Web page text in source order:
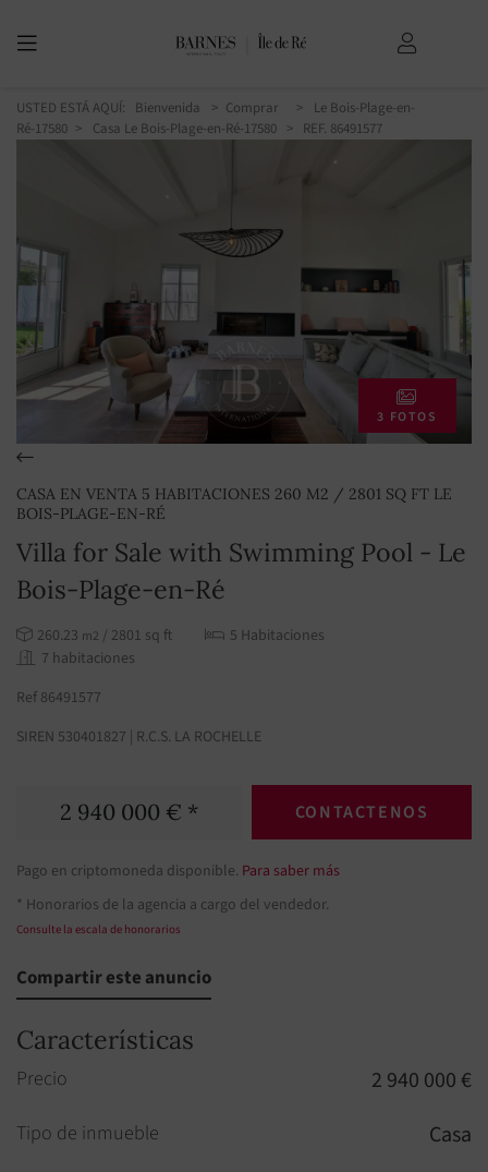
USTED ESTÁ AQUÍ: Bienvenida Comprar
Le Bois-Plage-en-
Ré-17580
Casa Le Bois-Plage-en-Ré-17580 > REF. 86491577
3 FOTOS
CASA EN VENTA 5 HABITACIONES 260 M2 / 2801 SQ FT LE
BOIS-PLAGE-EN-RÉ
Villa for Sale with Swimming Pool - Le
Bois-Plage-en-Ré
260.23 m2 / 2801 sq ft
5 Habitaciones
7 habitaciones
Ref 86491577
SIREN 530401827 | R.C.S. LA ROCHELLE
2 940 000 € * CONTACTENOS
Pago en criptomoneda disponible. Para saber más
* Honorarios de la agencia a cargo del vendedor.
Consulte la escala de honorarios
Compartir este anuncio
Características
Precio 2 940 000 €
Tipo de inmueble Casa